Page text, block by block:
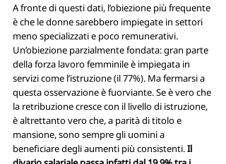
A fronte di questi dati, l’obiezione più frequente
è che le donne sarebbero impiegate in settori
meno specializzati e poco remunerativi.
Un’obiezione parzialmente fondata: gran parte
della forza lavoro femminile è impiegata in
servizi come l’istruzione (il 77%). Ma fermarsi a
questa osservazione è fuorviante. Se è vero che
la retribuzione cresce con il livello di istruzione,
è altrettanto vero che, a parità di titolo e
mansione, sono sempre gli uomini a
beneficiare degli aumenti più consistenti. Il